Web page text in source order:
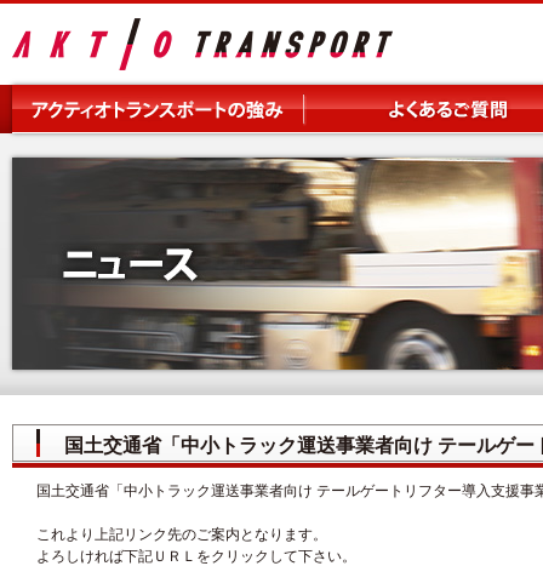
国土交通省「中小トラック運送事業者向け テールゲ
国土交通省「中小トラック運送事業者向け テールゲートリフター導入支援事
これより上記リンク先のご案内となります。
よろしければ下記ＵＲＬをクリックして下さい。